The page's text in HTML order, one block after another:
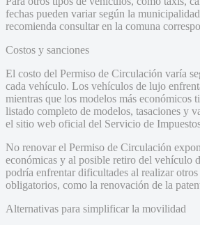
fechas pueden variar según la
recomienda consultar en la comuna
Costos y sanciones
El costo del Permiso de Circulación varía
cada vehículo. Los vehículos de lujo
mientras que los modelos más económicos
listado completo de modelos, tasaciones y
el sitio web oficial del Servicio de
No renovar el Permiso de Circulación
económicas y al posible retiro del vehículo
podría enfrentar dificultades al realizar
obligatorios, como la renovación de la
Alternativas para simplificar la movilidad